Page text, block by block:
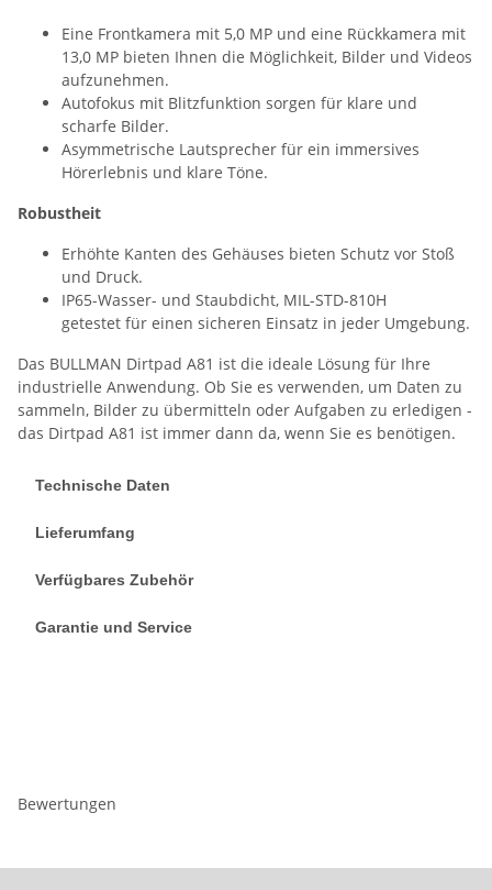
Eine Frontkamera mit 5,0 MP und eine Rückkamera mit
13,0 MP bieten Ihnen die Möglichkeit, Bilder und Videos
aufzunehmen.
Autofokus mit Blitzfunktion sorgen für klare und
scharfe Bilder.
Asymmetrische Lautsprecher für ein immersives
Hörerlebnis und klare Töne.
Robustheit
Erhöhte Kanten des Gehäuses bieten Schutz vor Stoß
und Druck.
IP65-Wasser- und Staubdicht, MIL-STD-810H
getestet für einen sicheren Einsatz in jeder Umgebung.
Das BULLMAN Dirtpad A81 ist die ideale Lösung für Ihre
industrielle Anwendung. Ob Sie es verwenden, um Daten zu
sammeln, Bilder zu übermitteln oder Aufgaben zu erledigen -
das Dirtpad A81 ist immer dann da, wenn Sie es benötigen.
Technische Daten
Lieferumfang
Verfügbares Zubehör
Garantie und Service
Bewertungen